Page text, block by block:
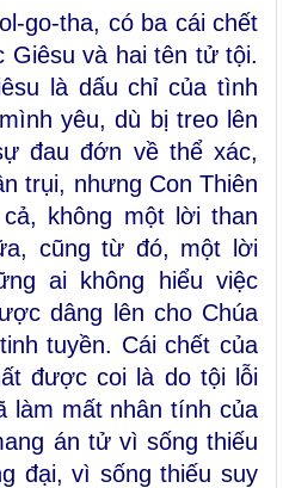
go-tha, có ba cái chết
và hai tên tử tội.
là dấu chỉ của tình
yêu, dù bị treo lên
đau đớn về thể xác,
trụi, nhưng Con Thiên
không một lời than
cũng từ đó, một lời
ai không hiểu việc
dâng lên cho Chúa
tuyền. Cái chết của
được coi là do tội lỗi
làm mất nhân tính của
án tử vì sống thiếu
đại, vì sống thiếu suy